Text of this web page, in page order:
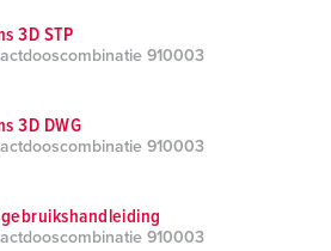
3D STP
910003
3D DWG
910003
910003